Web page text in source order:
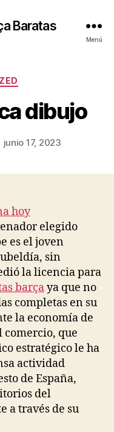
Baratas
Menú
dibujo
junio 17, 2023
elegido
es el joven
sin
la licencia para
barçaya que no
completas en su
la economía de
comercio, que
estratégico le ha
actividad
de España,
del
a través de su